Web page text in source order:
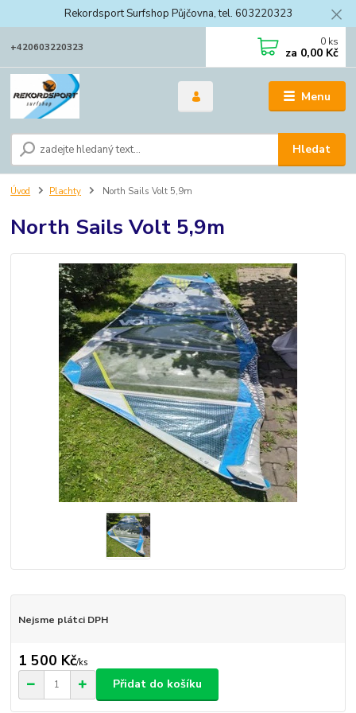
Rekordsport Surfshop Půjčovna, tel. 603220323
Menu
Hledat
+420603220323 0 ks
za 0,00 Kč
Úvod Plachty North Sails Volt 5,9m
North Sails Volt 5,9m
Nejsme plátci DPH
1 500 Kč/ks
Přidat do košíku